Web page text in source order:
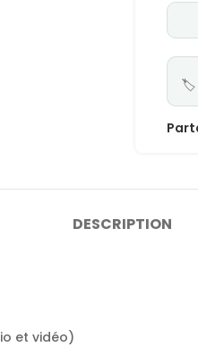
DESCRIPTION
et vidéo)